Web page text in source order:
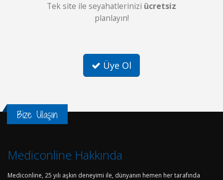
Tek site ile seyahatlerinizi ücretsiz
planlayın!
Üye Ol
Bize Ulaşın
Mediconline Hakkında
Mediconline, 25 yılı aşkın deneyimi ile, dünyanın hemen her tarafında